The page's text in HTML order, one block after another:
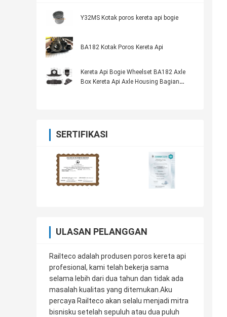
Y32MS Kotak poros kereta api bogie
BA182 Kotak Poros Kereta Api
Kereta Api Bogie Wheelset BA182 Axle
Box Kereta Api Axle Housing Bagian
SERTIFIKASI
ULASAN PELANGGAN
Railteco adalah produsen poros kereta api
profesional, kami telah bekerja sama
selama lebih dari dua tahun dan tidak ada
masalah kualitas yang ditemukan.Aku
percaya Railteco akan selalu menjadi mitra
bisnisku setelah sepuluh atau dua puluh